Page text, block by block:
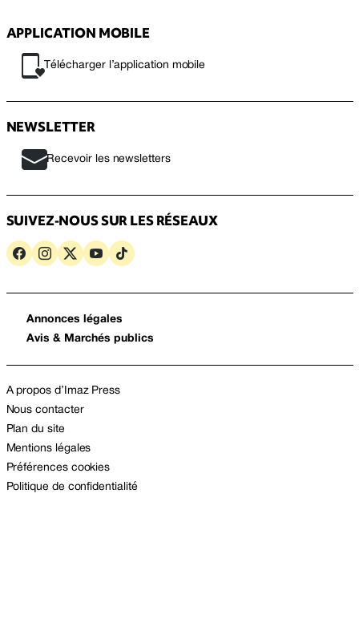
APPLICATION MOBILE
Télécharger l’application mobile
NEWSLETTER
Recevoir les newsletters
SUIVEZ-NOUS SUR LES RÉSEAUX
Annonces légales
Avis & Marchés publics
A propos d’Imaz Press
Nous contacter
Plan du site
Mentions légales
Préférences cookies
Politique de confidentialité